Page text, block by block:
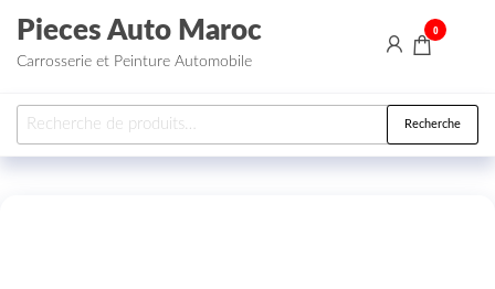
Aller au contenu
Pieces Auto Maroc
Carrosserie et Peinture Automobile
0
Recherche pour : Recherche